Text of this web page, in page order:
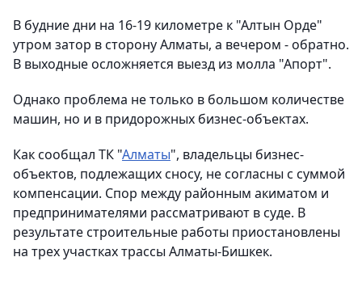
В будние дни на 16-19 километре к "Алтын Орде"
утром затор в сторону Алматы, а вечером - обратно.
В выходные осложняется выезд из молла "Апорт".
Однако проблема не только в большом количестве
машин, но и в придорожных бизнес-объектах.
Как сообщал ТК "Алматы", владельцы бизнес-
объектов, подлежащих сносу, не согласны с суммой
компенсации. Спор между районным акиматом и
предпринимателями рассматривают в суде. В
результате строительные работы приостановлены
на трех участках трассы Алматы-Бишкек.